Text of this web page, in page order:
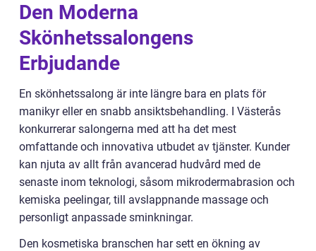
Den Moderna
Skönhetssalongens
Erbjudande
En skönhetssalong är inte längre bara en plats för
manikyr eller en snabb ansiktsbehandling. I Västerås
konkurrerar salongerna med att ha det mest
omfattande och innovativa utbudet av tjänster. Kunder
kan njuta av allt från avancerad hudvård med de
senaste inom teknologi, såsom mikrodermabrasion och
kemiska peelingar, till avslappnande massage och
personligt anpassade sminkningar.
Den kosmetiska branschen har sett en ökning av